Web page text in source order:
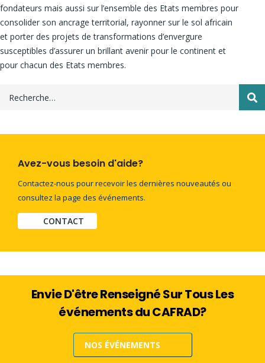
fondateurs mais aussi sur l’ensemble des Etats membres pour
consolider son ancrage territorial, rayonner sur le sol africain
et porter des projets de transformations d’envergure
susceptibles d’assurer un brillant avenir pour le continent et
pour chacun des Etats membres.
Avez-vous besoin d'aide?
Contactez-nous pour recevoir les dernières nouveautés ou
consultez la page des événements.
CONTACT
Envie D'être Renseigné Sur Tous Les
événements du CAFRAD?
NOS ÉVÉNEMENTS